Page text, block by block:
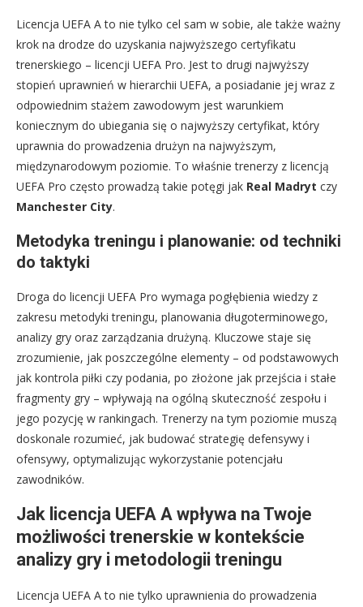
Licencja UEFA A to nie tylko cel sam w sobie, ale także ważny
krok na drodze do uzyskania najwyższego certyfikatu
trenerskiego – licencji UEFA Pro. Jest to drugi najwyższy
stopień uprawnień w hierarchii UEFA, a posiadanie jej wraz z
odpowiednim stażem zawodowym jest warunkiem
koniecznym do ubiegania się o najwyższy certyfikat, który
uprawnia do prowadzenia drużyn na najwyższym,
międzynarodowym poziomie. To właśnie trenerzy z licencją
UEFA Pro często prowadzą takie potęgi jak Real Madryt czy
Manchester City.
Metodyka treningu i planowanie: od techniki
do taktyki
Droga do licencji UEFA Pro wymaga pogłębienia wiedzy z
zakresu metodyki treningu, planowania długoterminowego,
analizy gry oraz zarządzania drużyną. Kluczowe staje się
zrozumienie, jak poszczególne elementy – od podstawowych
jak kontrola piłki czy podania, po złożone jak przejścia i stałe
fragmenty gry – wpływają na ogólną skuteczność zespołu i
jego pozycję w rankingach. Trenerzy na tym poziomie muszą
doskonale rozumieć, jak budować strategię defensywy i
ofensywy, optymalizując wykorzystanie potencjału
zawodników.
Jak licencja UEFA A wpływa na Twoje
możliwości trenerskie w kontekście
analizy gry i metodologii treningu
Licencja UEFA A to nie tylko uprawnienia do prowadzenia